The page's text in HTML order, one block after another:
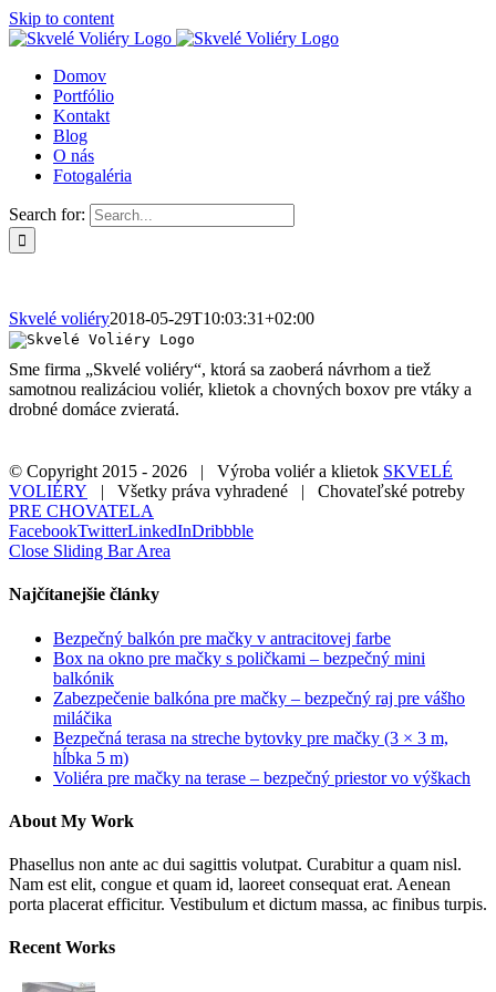
Skip to content
Domov
Portfólio
Kontakt
Blog
O nás
Fotogaléria
Search for:
Skvelé voliéry2018-05-29T10:03:31+02:00
Sme firma „Skvelé voliéry“, ktorá sa zaoberá návrhom a tiež
samotnou realizáciou voliér, klietok a chovných boxov pre vtáky a
drobné domáce zvieratá.
© Copyright 2015 - 2026 | Výroba voliér a klietok SKVELÉ
VOLIÉRY | Všetky práva vyhradené | Chovateľské potreby
PRE CHOVATELA
FacebookTwitterLinkedInDribbble
Close Sliding Bar Area
Najčítanejšie články
Bezpečný balkón pre mačky v antracitovej farbe
Box na okno pre mačky s poličkami – bezpečný mini
balkónik
Zabezpečenie balkóna pre mačky – bezpečný raj pre vášho
miláčika
Bezpečná terasa na streche bytovky pre mačky (3 × 3 m,
hĺbka 5 m)
Voliéra pre mačky na terase – bezpečný priestor vo výškach
About My Work
Phasellus non ante ac dui sagittis volutpat. Curabitur a quam nisl.
Nam est elit, congue et quam id, laoreet consequat erat. Aenean
porta placerat efficitur. Vestibulum et dictum massa, ac finibus turpis.
Recent Works